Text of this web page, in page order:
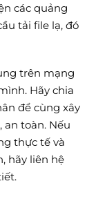
các quảng
tải file lạ, đó
trên mạng
Hãy chia
để cùng xây
toàn. Nếu
thực tế và
hãy liên hệ